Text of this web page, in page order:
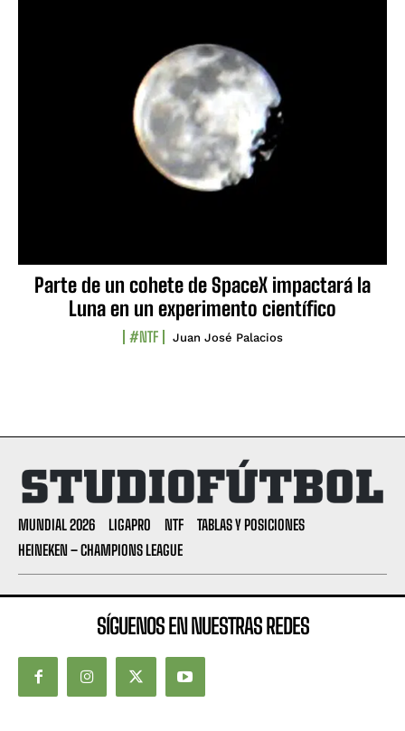
Parte de un cohete de SpaceX impactará la
Luna en un experimento científico
#NTF Juan José Palacios
MUNDIAL 2026 LIGAPRO NTF
TABLAS Y POSICIONES
HEINEKEN – CHAMPIONS LEAGUE
SÍGUENOS EN NUESTRAS REDES